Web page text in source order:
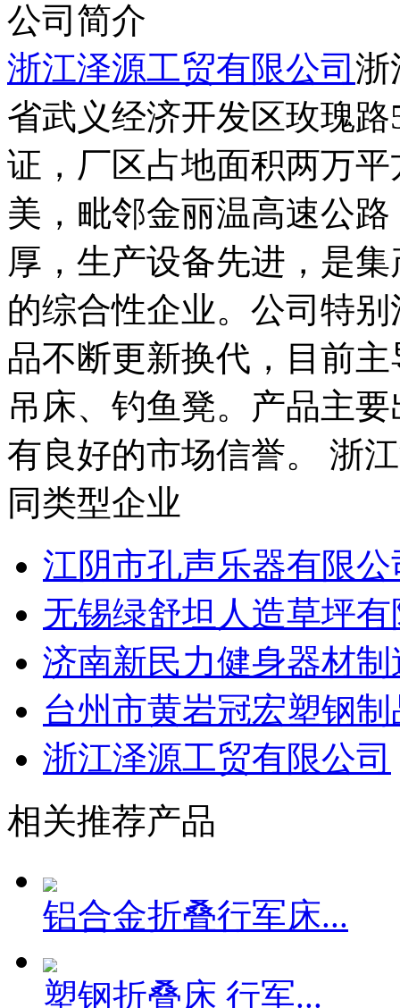
公司简介
浙江泽源工贸有限公司 浙
省武义经济开发区玫瑰
证，厂区占地面积两万
美，毗邻金丽温高速公
厚，生产设备先进，是
的综合性企业。公司特
品不断更新换代，目前
吊床、钓鱼凳。产品主
有良好的市场信誉。 浙
同类型企业
江阴市孔声乐器有限公
无锡绿舒坦人造草坪
济南新民力健身器材
台州市黄岩冠宏塑钢
浙江泽源工贸有限公司
相关推荐产品
铝合金折叠行军床...
塑钢折叠床 行军...